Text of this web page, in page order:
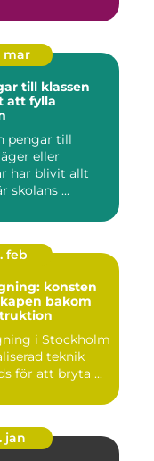
mar
till klassen
att fylla
pengar till
eller
har blivit allt
skolans ...
feb
konsten
bakom
i Stockholm
teknik
för att bryta ...
jan